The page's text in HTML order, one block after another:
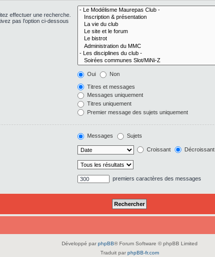
effectuer une recherche.
pas l’option ci-dessous
Oui Non
Titres et messages
Messages uniquement
Titres uniquement
Premier message des sujets uniquement
Messages Sujets
Croissant Décroissant
premiers caractères des messages
Développé par phpBB® Forum Software © phpBB Limited
Traduit par phpBB-fr.com